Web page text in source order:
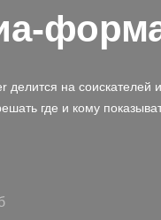
делится на соискателей
где и кому